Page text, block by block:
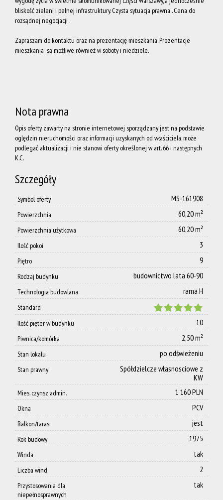
Polityka
AML
Kontakt
bliskość zieleni i pełnej infrastruktury. Czysta sytuacja prawna . Cena do
rozsądnej negocjacji .
Zapraszam do kontaktu oraz na prezentację mieszkania. Prezentacje
mieszkania są możliwe również w soboty i niedziele.
Nota prawna
Opis oferty zawarty na stronie internetowej sporządzany jest na podstawie
oględzin nieruchomości oraz informacji uzyskanych od właściciela, może
podlegać aktualizacji i nie stanowi oferty określonej w art. 66 i następnych
K.C.
Szczegóły
Symbol oferty MS-161908
Powierzchnia 60,20 m²
Powierzchnia użytkowa 60,20 m²
Ilość pokoi 3
Piętro 9
Rodzaj budynku budownictwo lata 60-90
Technologia budowlana rama H
Standard
Ilość pięter w budynku
10
Piwnica/komórka 2,50 m²
Stan lokalu po odświeżeniu
Stan prawny
Spółdzielcze własnosciowe z
KW
Mies. czynsz admin. 1 160 PLN
Okna PCV
Balkon/taras jest
Rok budowy 1975
Winda tak
Liczba wind 2
Przystosowania dla
niepełnosprawnych
tak